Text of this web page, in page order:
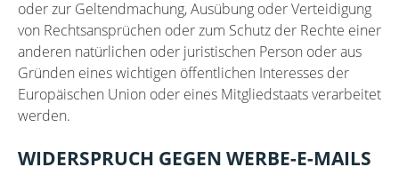
oder zur Geltendmachung, Ausübung oder Verteidigung
von Rechtsansprüchen oder zum Schutz der Rechte einer
anderen natürlichen oder juristischen Person oder aus
Gründen eines wichtigen öffentlichen Interesses der
Europäischen Union oder eines Mitgliedstaats verarbeitet
werden.
WIDERSPRUCH GEGEN WERBE-E-MAILS